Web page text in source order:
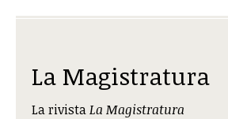
La Magistratura
La rivistaLa Magistratura